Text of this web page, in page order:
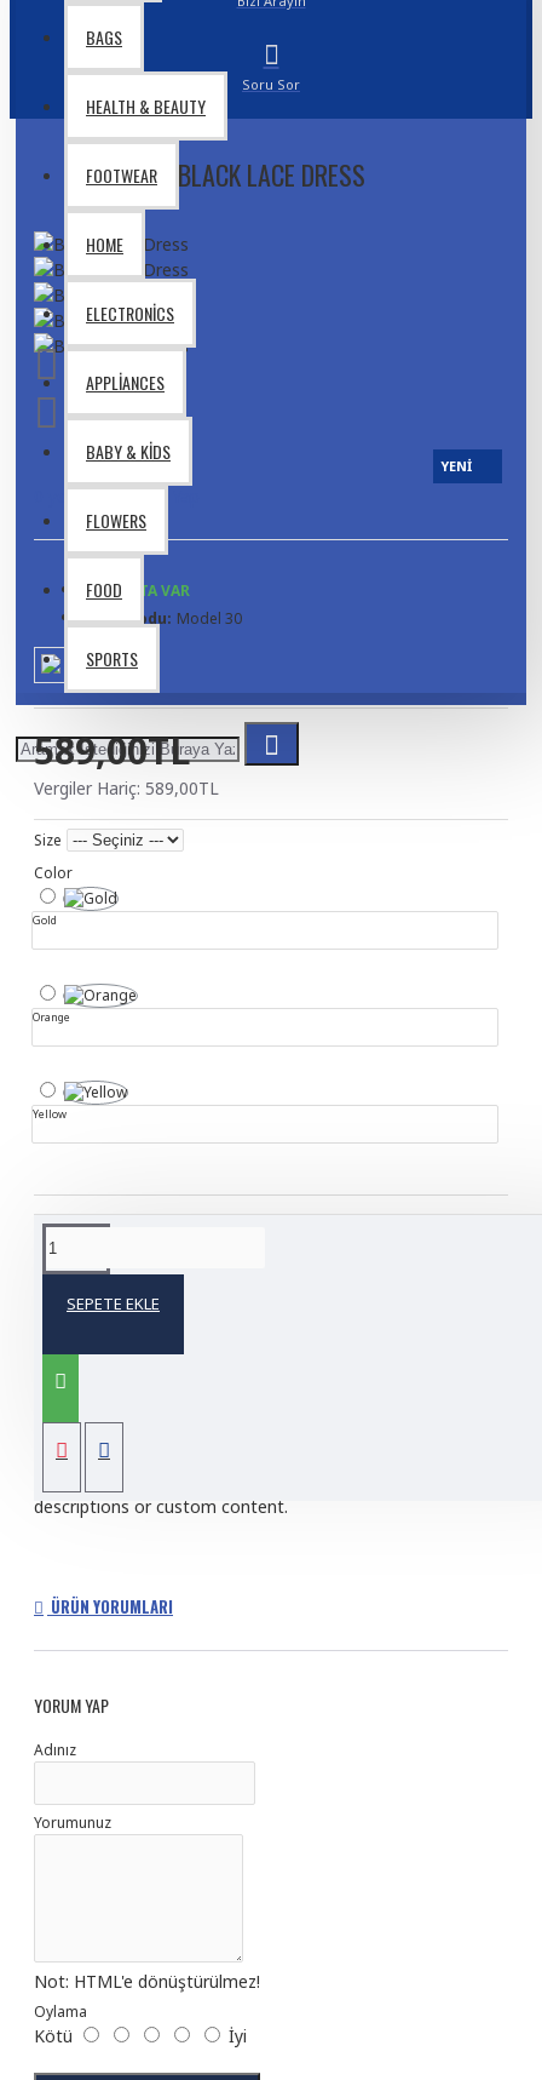
BAGS
HEALTH & BEAUTY
FOOTWEAR
HOME
ELECTRONICS
APPLIANCES
BABY & KIDS
FLOWERS
FOOD
SPORTS
Soru Sor
BLACK LACE DRESS
YENI
0 yorum - Yorum Yap
589,00TL
Vergiler Hariç: 589,00TL
STOKTA VAR
Ürün Kodu: Model 30
Size
Color
Gold
Orange
Yellow
SEPETE EKLE
ÜRÜN BILGISI
displayed as tabs, accordion or all-visible blocks in grid
format or one under the other. You can mix and match
also be set up as a link and point to other pages or open
popup modules. Optional "Show More" collapsible block
descriptions or custom content.
ÜRÜN YORUMLARI
YORUM YAP
Adınız
Yorumunuz
Not: HTML'e dönüştürülmez!
Oylama
Kötü İyi